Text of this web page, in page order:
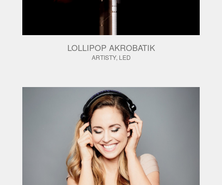
LOLLIPOP AKROBATIK
ARTISTY, LED